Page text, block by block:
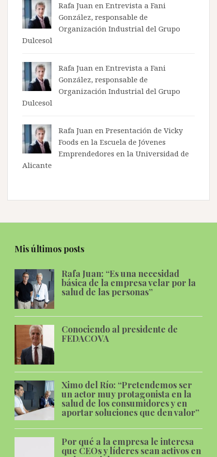
Rafa Juan en Entrevista a Fani
González, responsable de
Organización Industrial del Grupo
Dulcesol
Rafa Juan en Entrevista a Fani
González, responsable de
Organización Industrial del Grupo
Dulcesol
Rafa Juan en Presentación de Vicky
Foods en la Escuela de Jóvenes
Emprendedores en la Universidad de
Alicante
Mis últimos posts
Rafa Juan: “Es una necesidad
básica de la empresa velar por la
salud de las personas”
Conociendo al presidente de
FEDACOVA
Ximo del Río: “Pretendemos ser
un actor muy protagonista en la
salud de los consumidores y en
aportar soluciones que den valor”
Por qué a la empresa le interesa
que CEOs y líderes sean activos en